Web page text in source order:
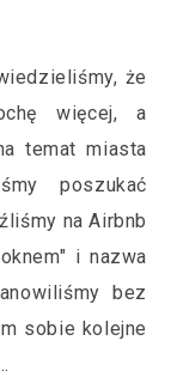
więcej, a
temat miasta
poszukać
na Airbnb
i nazwa
bez
sobie kolejne